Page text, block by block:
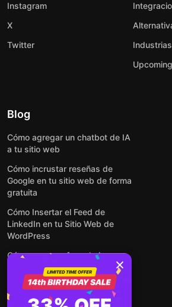
Instagram
X
Twitter
Industrias
Blog
Cómo agregar un chatbot de IA
a tu sitio web
Cómo incrustar reseñas de
Google en tu sitio web de forma
gratuita
Cómo Insertar el Feed de
LinkedIn en tu Sitio Web de
WordPress
Cómo crear un formulario para
WordPress: de manera simple y
rápida
Cómo incrustar formularios en